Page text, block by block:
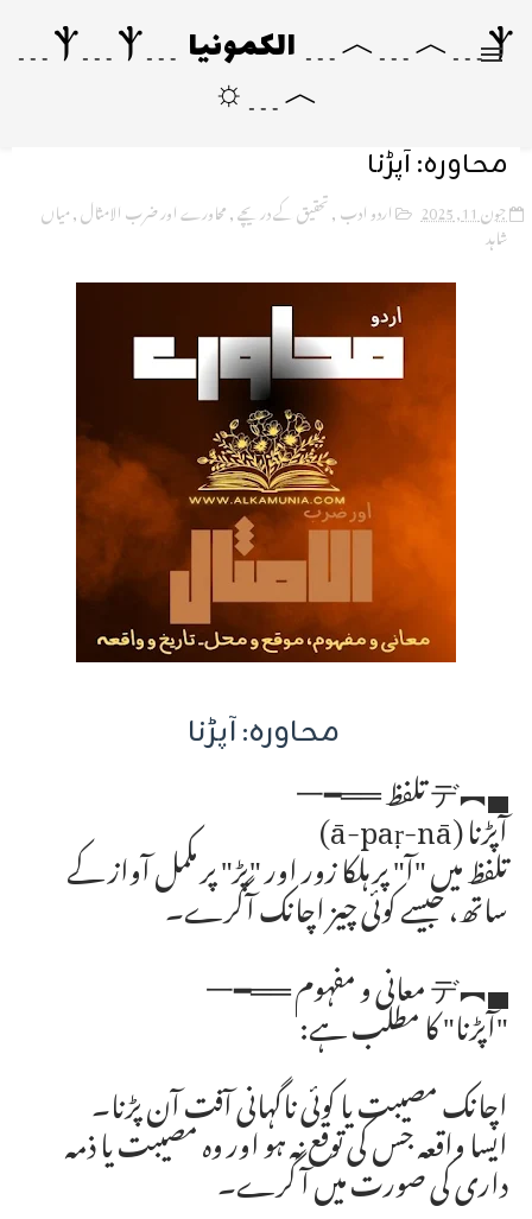
Ⲯ﹍︿﹍︿﹍ الکمونیا ﹍Ⲯ﹍Ⲯ﹍
︿﹍☼
محاورہ: آپڑنا
جون 11, 2025 اردو ادب,تحقیق کے دریچے,محاورے اور ضرب الامثال,میاں
شاہد
محاورہ: آپڑنا
▄︻デ تلفظ ══━一
آپڑنا (ā-paṛ-nā)
تلفظ میں "آ" پر ہلکا زور اور "پڑ" پر مکمل آواز کے
ساتھ، جیسے کوئی چیز اچانک آگرے۔
▄︻デ معانی و مفہوم ══━一
"آپڑنا" کا مطلب ہے:
اچانک مصیبت یا کوئی ناگہانی آفت آن پڑنا۔
ایسا واقعہ جس کی توقع نہ ہو اور وہ مصیبت یا ذمہ
داری کی صورت میں آ گرے۔